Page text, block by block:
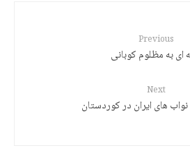
Previous
ای به مظلوم کوبانی
Next
های ایران در کوردستان